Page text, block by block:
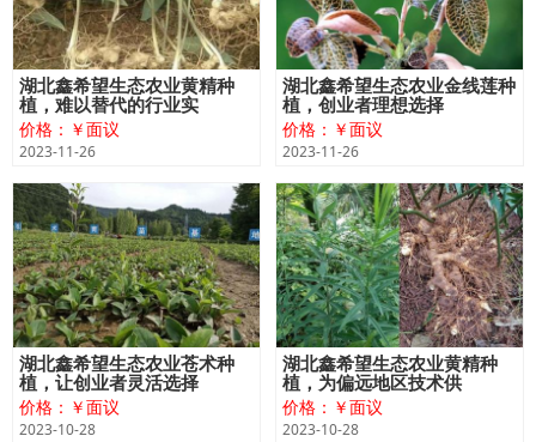
湖北鑫希望生态农业黄精种
植，难以替代的行业实
价格：￥面议
2023-11-26
湖北鑫希望生态农业金线莲种
植，创业者理想选择
价格：￥面议
2023-11-26
湖北鑫希望生态农业苍术种
植，让创业者灵活选择
价格：￥面议
2023-10-28
湖北鑫希望生态农业黄精种
植，为偏远地区技术供
价格：￥面议
2023-10-28